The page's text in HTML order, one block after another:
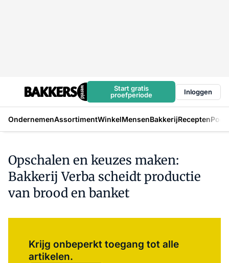
Start gratis
proefperiode
Inloggen
OndernemenAssortimentWinkelMensenBakkerijRecepten
Opschalen en keuzes maken:
Bakkerij Verba scheidt productie
van brood en banket
Krijg onbeperkt toegang tot alle
artikelen.